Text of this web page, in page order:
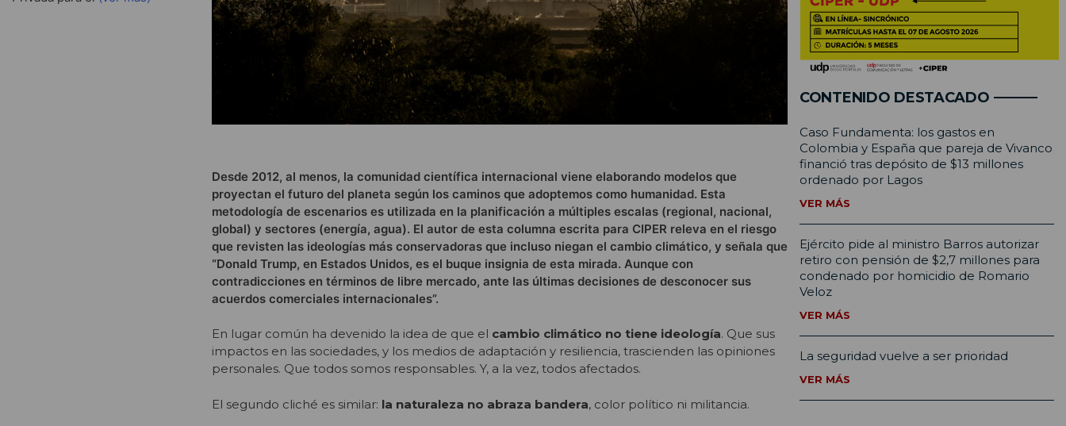
Desde 2012, al menos, la comunidad científica internacional viene elaborando modelos que
proyectan el futuro del planeta según los caminos que adoptemos como humanidad. Esta
metodología de escenarios es utilizada en la planificación a múltiples escalas (regional, nacional,
global) y sectores (energía, agua). El autor de esta columna escrita para CIPER releva en el riesgo
que revisten las ideologías más conservadoras que incluso niegan el cambio climático, y señala que
“Donald Trump, en Estados Unidos, es el buque insignia de esta mirada. Aunque con
contradicciones en términos de libre mercado, ante las últimas decisiones de desconocer sus
acuerdos comerciales internacionales”.
En lugar común ha devenido la idea de que el cambio climático no tiene ideología. Que sus
impactos en las sociedades, y los medios de adaptación y resiliencia, trascienden las opiniones
personales. Que todos somos responsables. Y, a la vez, todos afectados.
El segundo cliché es similar: la naturaleza no abraza bandera, color político ni militancia.
CONTENIDO DESTACADO
Caso Fundamenta: los gastos en
Colombia y España que pareja de Vivanco
financió tras depósito de $13 millones
ordenado por Lagos
VER MÁS
Ejército pide al ministro Barros autorizar
retiro con pensión de $2,7 millones para
condenado por homicidio de Romario
Veloz
VER MÁS
La seguridad vuelve a ser prioridad
VER MÁS